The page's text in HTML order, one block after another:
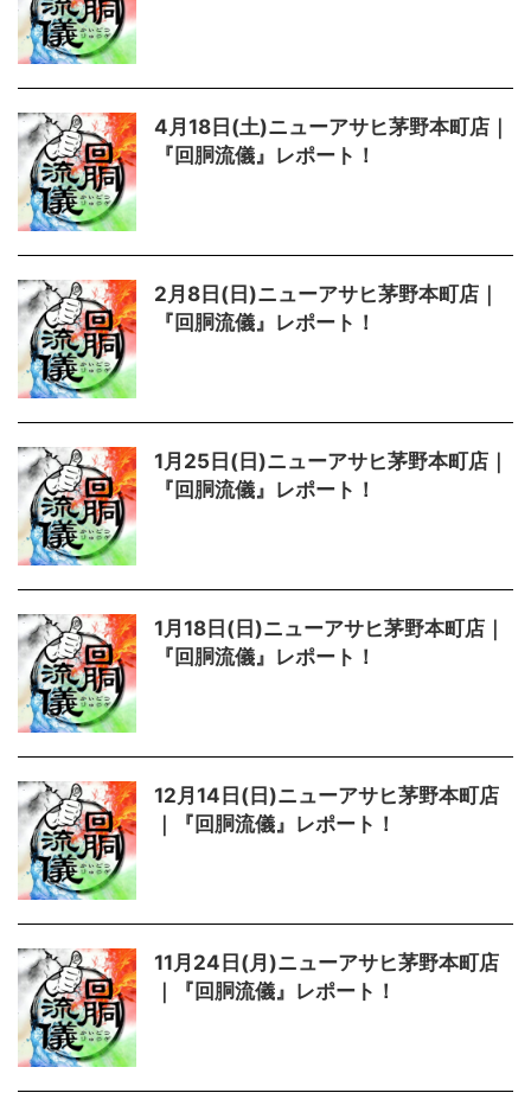
4月18日(土)ニューアサヒ茅野本町店｜
『回胴流儀』レポート！
2月8日(日)ニューアサヒ茅野本町店｜
『回胴流儀』レポート！
1月25日(日)ニューアサヒ茅野本町店｜
『回胴流儀』レポート！
1月18日(日)ニューアサヒ茅野本町店｜
『回胴流儀』レポート！
12月14日(日)ニューアサヒ茅野本町店
｜『回胴流儀』レポート！
11月24日(月)ニューアサヒ茅野本町店
｜『回胴流儀』レポート！